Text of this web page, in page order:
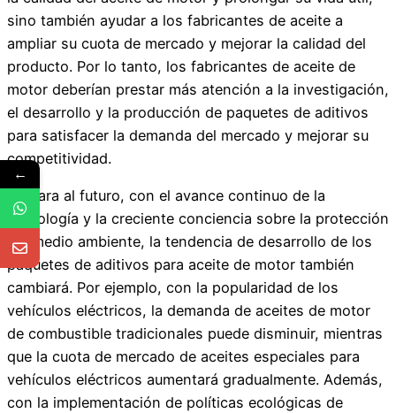
sino también ayudar a los fabricantes de aceite a
ampliar su cuota de mercado y mejorar la calidad del
producto. Por lo tanto, los fabricantes de aceite de
motor deberían prestar más atención a la investigación,
el desarrollo y la producción de paquetes de aditivos
para satisfacer la demanda del mercado y mejorar su
competitividad.
De cara al futuro, con el avance continuo de la
tecnología y la creciente conciencia sobre la protección
del medio ambiente, la tendencia de desarrollo de los
paquetes de aditivos para aceite de motor también
cambiará. Por ejemplo, con la popularidad de los
vehículos eléctricos, la demanda de aceites de motor
de combustible tradicionales puede disminuir, mientras
que la cuota de mercado de aceites especiales para
vehículos eléctricos aumentará gradualmente. Además,
con la implementación de políticas ecológicas de
←